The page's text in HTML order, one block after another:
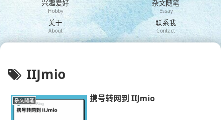
兴趣爱好
Hobby
杂文随笔
Essay
关于
About
联系我
Contact
IIJmio
杂文随笔 携号转网到 IIJmio